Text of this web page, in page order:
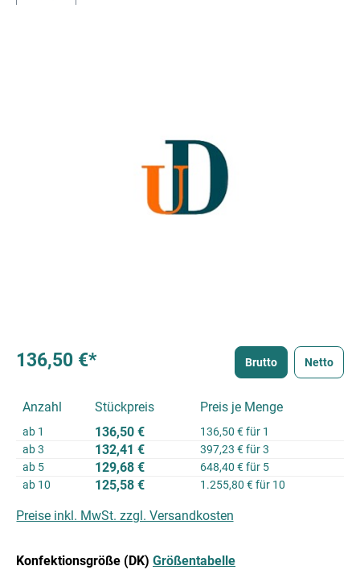
136,50 €* Brutto Netto
Anzahl Stückpreis Preis je Menge
ab 1 136,50 €
136,50 € für 1
ab3 132,41 €
397,23 € für 3
ab 5 129,68 €
648,40 € für 5
ab 10 125,58 € 1.255,80 € für 10
Preise inkl. MwSt. zzgl. Versandkosten
Konfektionsgröße (DK) auswählen
Größentabelle